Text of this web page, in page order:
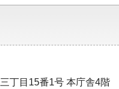
丁目15番1号 本庁舎4階